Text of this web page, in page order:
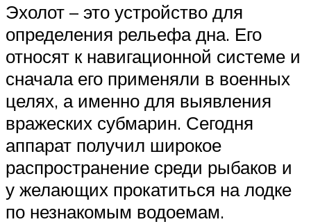
Эхолот – это устройство для
определения рельефа дна. Его
относят к навигационной системе и
сначала его применяли в военных
целях, а именно для выявления
вражеских субмарин. Сегодня
аппарат получил широкое
распространение среди рыбаков и
у желающих прокатиться на лодке
по незнакомым водоемам.